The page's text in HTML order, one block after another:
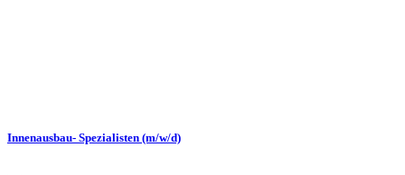
Innenausbau- Spezialisten (m/w/d)